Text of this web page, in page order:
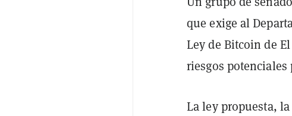
que exige al
Ley de Bitcoin de
riesgos
La ley propuesta,